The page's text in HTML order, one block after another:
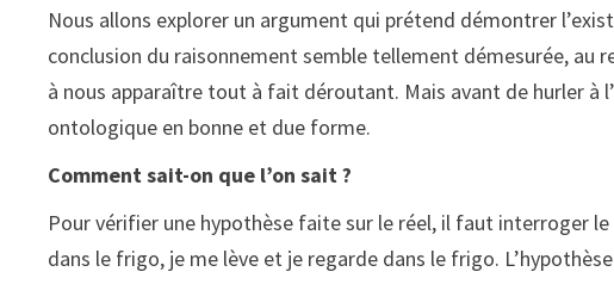
Nous allons explorer un argument qui prétend démontrer
conclusion du raisonnement semble tellement démesurée, au
à nous apparaître tout à fait déroutant. Mais avant de hurler à
ontologique en bonne et due forme.
Comment sait-on que l’on sait ?
Pour vérifier une hypothèse faite sur le réel, il faut interroger
dans le frigo, je me lève et je regarde dans le frigo.